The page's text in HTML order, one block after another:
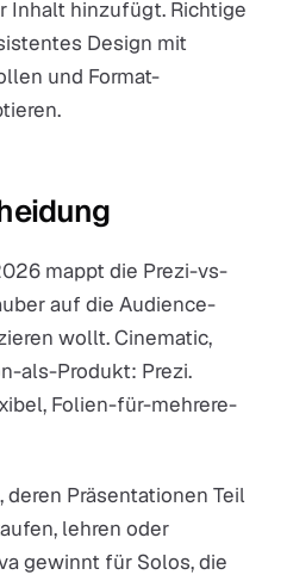
Inhalt hinzufügt. Richtige
Design mit
und Format-
mappt die Prezi-vs-
auf die Audience-
wollt. Cinematic,
als-Produkt: Prezi.
Folien-für-mehrere-
Präsentationen Teil
lehren oder
gewinnt für Solos, die